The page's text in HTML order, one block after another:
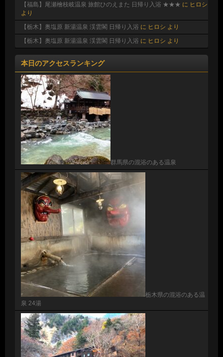
【福島】尾瀬檜枝岐温泉 旅館ひのえまた 日帰り入浴 ★★★ に ヒロシ
より
【栃木】奥塩原 新湯温泉 渓雲閣 日帰り入浴 に ヒロシ より
【栃木】奥塩原 新湯温泉 渓雲閣 日帰り入浴 に ヒロシ より
本日のアクセスランキング
群馬県の混浴のある温泉
栃木県の混浴のある温
泉 24湯